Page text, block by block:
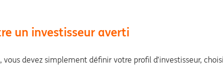
un investisseur averti
vous devez simplement définir votre profil d’investisseur,